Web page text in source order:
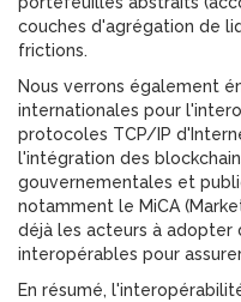
couches d'agrégation de
frictions.
Nous verrons également
internationales pour
protocoles TCP/IP
l'intégration des
gouvernementales et
notamment le MiCA
déjà les acteurs à adopter
interopérables pour
En résumé,